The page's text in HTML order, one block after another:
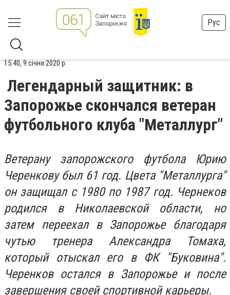
Рус
15:40, 9 січня 2020 р.
Легендарный защитник: в
Запорожье скончался ветеран
футбольного клуба "Металлург"
Ветерану запорожского футбола Юрию
Черенкову был 61 год. Цвета "Металлурга"
он защищал с 1980 по 1987 год. Чернеков
родился в Николаевской области, но
затем переехал в Запорожье благодаря
чутью тренера Александра Томаха,
который отыскал его в ФК "Буковина".
Черенков остался в Запорожье и после
завершения своей спортивной карьеры.